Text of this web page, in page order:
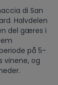
di San
Halvdelen
del gæres i
på 5-
vinene, og